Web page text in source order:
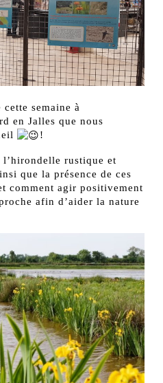
semaine à
en Jalles que nous
!
rustique et
que la présence de ces
comment agir positivement
afin d’aider la nature